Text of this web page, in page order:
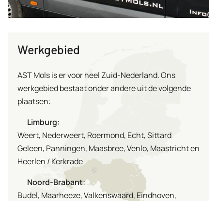
Werkgebied
AST Mols is er voor heel Zuid-Nederland. Ons
werkgebied bestaat onder andere uit de volgende
plaatsen:
Limburg:
Weert, Nederweert, Roermond, Echt, Sittard
Geleen, Panningen, Maasbree, Venlo, Maastricht en
Heerlen / Kerkrade
Noord-Brabant:
Budel, Maarheeze, Valkenswaard, Eindhoven,